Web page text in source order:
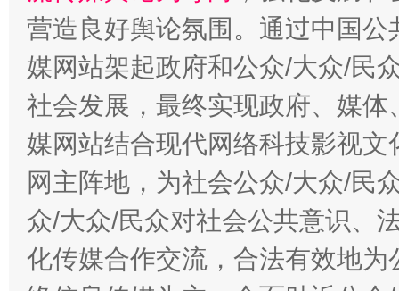
东山县通报“牛蛙产品抗生素超标问题” 法
营造良好舆论氛围。通过中国
媒网站架起政府和公众/大众/民
社会发展，最终实现政府、媒
媒网站结合现代网络科技影视
网主阵地，为社会公众/大众/民
众/大众/民众对社会公共意识、
化传媒合作交流，合法有效地